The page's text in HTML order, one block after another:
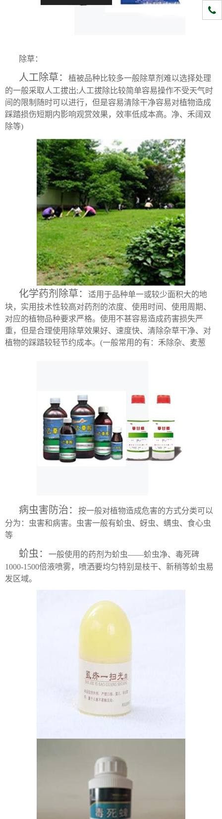
除草：
人工除草：
植被品种比较多一般除草剂难以选择处理
的一般采取人工拔出;人工拔除比较简单容易操作不受天气时
间的限制随时可以进行，但是容易清除干净容易对植物造成
踩踏损伤短期内影响观赏效果，效率低成本高。净、禾阔双
除等)
化学药剂除草：
适用于品种单一或较少面积大的地
块，实用技术性较高对药剂的浓度、使用时间、使用周期、
对应的植物品种要求严格。使用不甚容易造成药害损失严
重，但是合理使用除草效果好、速度快、清除杂草干净、对
植物的踩踏较轻节约成本。(一般常用的有：禾除杂、麦葱
病虫害防治：
按一般对植物造成危害的方式分类可以
分为：虫害和病害。虫害一般有蚧虫、蚜虫、螨虫、食心虫
等
蚧虫：
一般使用的药剂为蚧虫——蚧虫净、毒死碑
1000-1500倍液喷雾，喷洒要均匀特别是枝干、新稍等蚧虫易
发区域。